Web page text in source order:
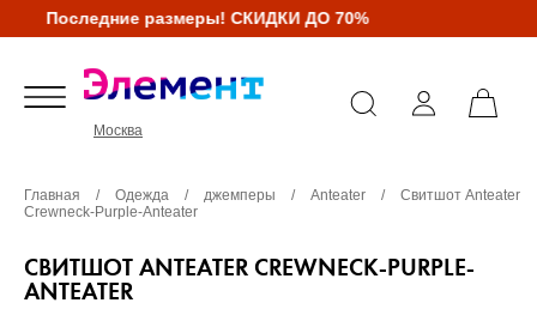
Последние размеры! СКИДКИ ДО 70%
Москва
Главная / Одежда / джемперы / Anteater /
Свитшот Anteater
Crewneck-Purple-Anteater
СВИТШОТ ANTEATER CREWNECK-PURPLE-
ANTEATER